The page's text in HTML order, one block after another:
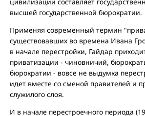
высшей государственной бюрократии.
Применяя современный термин
существовавших во времена Ивана
в начале перестройки, Гайдар
приватизации - чиновничий,
бюрократии - вовсе не выдумка
идет вместе со сменой правителей и
служилого слоя.
И в начале перестроечного периода